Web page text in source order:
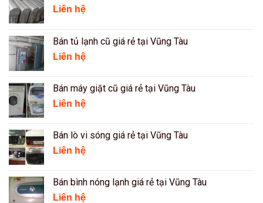
Liên hệ
Bán tủ lạnh cũ giá rẻ tại Vũng Tàu
Liên hệ
Bán máy giặt cũ giá rẻ tại Vũng Tàu
Liên hệ
Bán lò vi sóng giá rẻ tại Vũng Tàu
Liên hệ
Bán bình nóng lạnh giá rẻ tại Vũng Tàu
Liên hệ